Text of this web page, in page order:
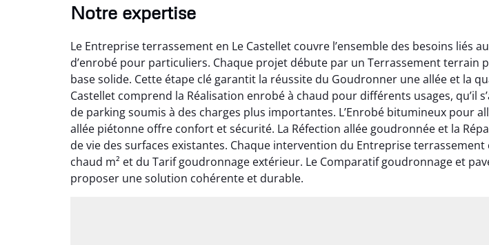
Notre expertise
Le Entreprise terrassement en Le Castellet couvre l’ensemble des besoins liés
d’enrobé pour particuliers. Chaque projet débute par un Terrassement terrain
base solide. Cette étape clé garantit la réussite du Goudronner une allée et la
Castellet comprend la Réalisation enrobé à chaud pour différents usages, qu’il
de parking soumis à des charges plus importantes. L’Enrobé bitumineux pour
allée piétonne offre confort et sécurité. La Réfection allée goudronnée et la
de vie des surfaces existantes. Chaque intervention du Entreprise
chaud m² et du Tarif goudronnage extérieur. Le Comparatif goudronnage et
proposer une solution cohérente et durable.